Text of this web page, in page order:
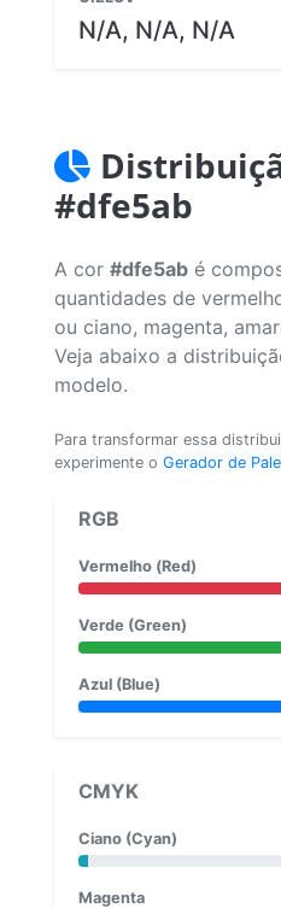
N/A, N/A, N/A
#dfe5ab
A cor #dfe5ab é
quantidades de
ou ciano, magenta,
Veja abaixo a
modelo.
Para transformar essa
experimente o Gerador de
RGB
Vermelho (Red)
Verde (Green)
Azul (Blue)
CMYK
Ciano (Cyan)
Magenta